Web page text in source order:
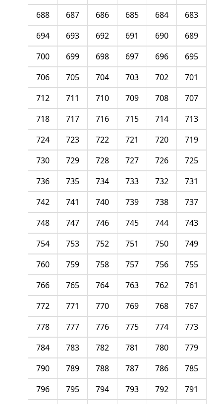
683
684
685
686
687
688
689
690
691
692
693
694
695
696
697
698
699
700
701
702
703
704
705
706
707
708
709
710
711
712
713
714
715
716
717
718
719
720
721
722
723
724
725
726
727
728
729
730
731
732
733
734
735
736
737
738
739
740
741
742
743
744
745
746
747
748
749
750
751
752
753
754
755
756
757
758
759
760
761
762
763
764
765
766
767
768
769
770
771
772
773
774
775
776
777
778
779
780
781
782
783
784
785
786
787
788
789
790
791
792
793
794
795
796